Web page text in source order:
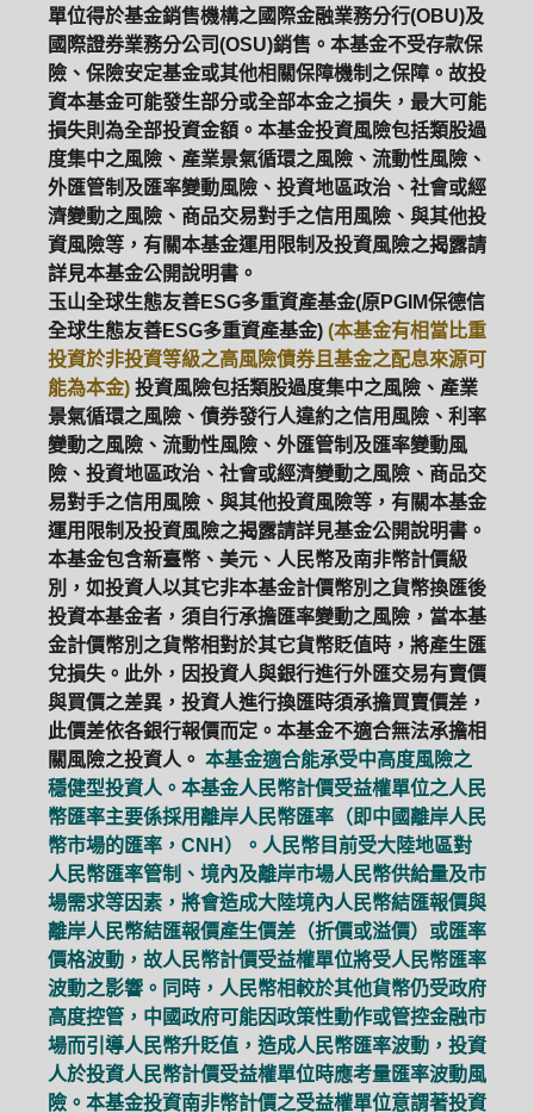
單位得於基金銷售機構之國際金融業務分行(OBU)及
國際證券業務分公司(OSU)銷售。本基金不受存款保
險、保險安定基金或其他相關保障機制之保障。故投
資本基金可能發生部分或全部本金之損失，最大可能
損失則為全部投資金額。本基金投資風險包括類股過
度集中之風險、產業景氣循環之風險、流動性風險、
外匯管制及匯率變動風險、投資地區政治、社會或經
濟變動之風險、商品交易對手之信用風險、與其他投
資風險等，有關本基金運用限制及投資風險之揭露請
詳見本基金公開說明書。
玉山全球生態友善ESG多重資產基金(原PGIM保德信
全球生態友善ESG多重資產基金) (本基金有相當比重
投資於非投資等級之高風險債券且基金之配息來源可
能為本金) 投資風險包括類股過度集中之風險、產業
景氣循環之風險、債券發行人違約之信用風險、利率
變動之風險、流動性風險、外匯管制及匯率變動風
險、投資地區政治、社會或經濟變動之風險、商品交
易對手之信用風險、與其他投資風險等，有關本基金
運用限制及投資風險之揭露請詳見基金公開說明書。
本基金包含新臺幣、美元、人民幣及南非幣計價級
別，如投資人以其它非本基金計價幣別之貨幣換匯後
投資本基金者，須自行承擔匯率變動之風險，當本基
金計價幣別之貨幣相對於其它貨幣貶值時，將產生匯
兌損失。此外，因投資人與銀行進行外匯交易有賣價
與買價之差異，投資人進行換匯時須承擔買賣價差，
此價差依各銀行報價而定。本基金不適合無法承擔相
關風險之投資人。 本基金適合能承受中高度風險之
穩健型投資人。本基金人民幣計價受益權單位之人民
幣匯率主要係採用離岸人民幣匯率（即中國離岸人民
幣市場的匯率，CNH）。人民幣目前受大陸地區對
人民幣匯率管制、境內及離岸市場人民幣供給量及市
場需求等因素，將會造成大陸境內人民幣結匯報價與
離岸人民幣結匯報價產生價差（折價或溢價）或匯率
價格波動，故人民幣計價受益權單位將受人民幣匯率
波動之影響。同時，人民幣相較於其他貨幣仍受政府
高度控管，中國政府可能因政策性動作或管控金融市
場而引導人民幣升貶值，造成人民幣匯率波動，投資
人於投資人民幣計價受益權單位時應考量匯率波動風
險。本基金投資南非幣計價之受益權單位意謂著投資